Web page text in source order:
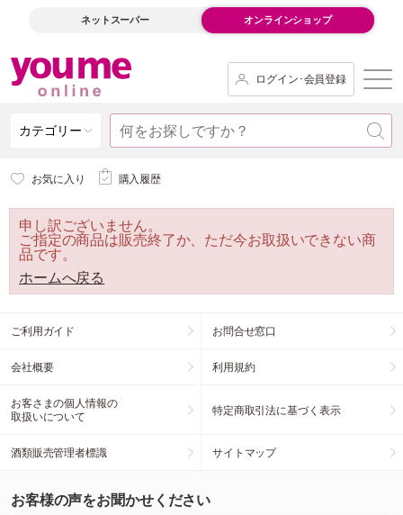
ネットスーパー オンラインショップ
ログイン･会員登録
カテゴリー
お気に入り 購入履歴
申し訳ございません。
ご指定の商品は販売終了か、ただ今お取扱いできない商
品です。
ホームへ戻る
ご利用ガイド お問合せ窓口
会社概要 利用規約
お客さまの個人情報の
取扱いについて
特定商取引法に基づく表示
酒類販売管理者標識 サイトマップ
お客様の声をお聞かせください